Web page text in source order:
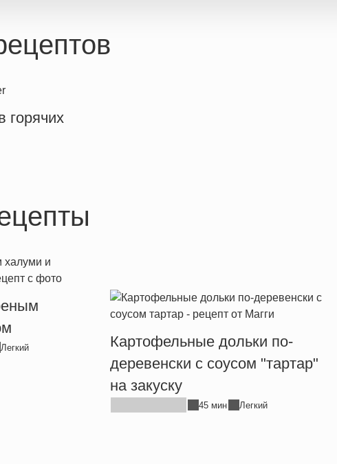
горячих
Легкий
Картофельные дольки по-
деревенски с соусом "тартар"
на закуску
45 мин Легкий